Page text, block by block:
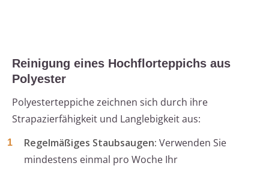
Reinigung eines Hochflorteppichs aus
Polyester
Polyesterteppiche zeichnen sich durch ihre
Strapazierfähigkeit und Langlebigkeit aus:
Regelmäßiges Staubsaugen: Verwenden Sie
mindestens einmal pro Woche Ihr